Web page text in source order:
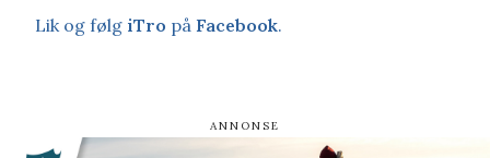
Lik og følg iTro på Facebook.